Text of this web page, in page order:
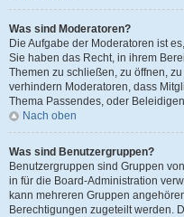
Was sind Moderatoren?
Die Aufgabe der Moderatoren ist
Sie haben das Recht, in ihrem
Themen zu schließen, zu öffnen,
verhindern Moderatoren, dass
Thema Passendes, oder
Nach oben
Was sind Benutzergruppen?
Benutzergruppen sind Gruppen
in für die Board-Administration
kann mehreren Gruppen
Berechtigungen zugeteilt werden.